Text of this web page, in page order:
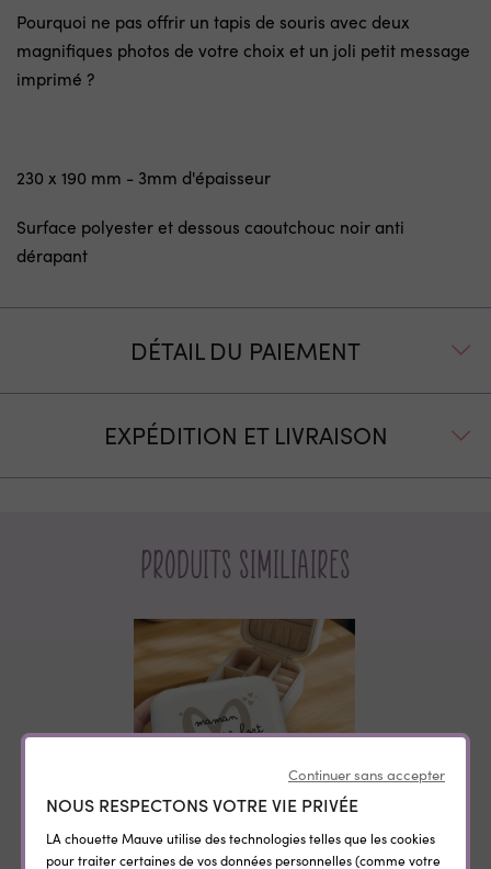
Pourquoi ne pas offrir un tapis de souris avec deux
magnifiques photos de votre choix et un joli petit message
imprimé ?
230 x 190 mm - 3mm d'épaisseur
Surface polyester et dessous caoutchouc noir anti
dérapant
DÉTAIL DU PAIEMENT
EXPÉDITION ET LIVRAISON
Produits similiaires
Petite boite à bijoux
Continuer sans accepter
NOUS RESPECTONS VOTRE VIE PRIVÉE
LA chouette Mauve utilise des technologies telles que les cookies
pour traiter certaines de vos données personnelles (comme votre